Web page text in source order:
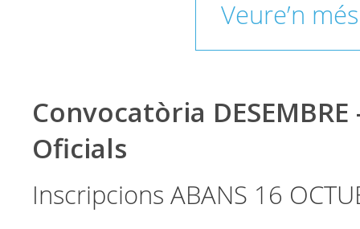
Veure’n més
Convocatòria
Oficials
Inscripcions ABANS 16